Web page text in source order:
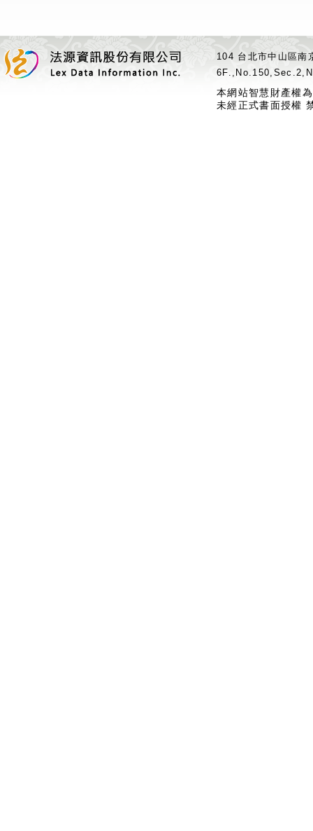
104 台北市中山區
本網站智慧財產權
未經正式書面授權